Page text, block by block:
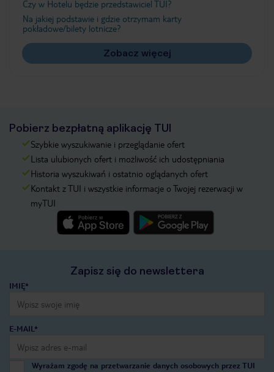
Czy w Hotelu będzie przedstawiciel TUI?
Na jakiej podstawie i gdzie otrzymam karty
pokładowe/bilety lotnicze?
Zobacz więcej
Pobierz bezpłatną aplikację TUI
Szybkie wyszukiwanie i przeglądanie ofert
Lista ulubionych ofert i możliwość ich udostępniania
Historia wyszukiwań i ostatnio oglądanych ofert
Kontakt z TUI i wszystkie informacje o Twojej rezerwacji w
myTUI
Zapisz się do newslettera
IMIĘ*
E-MAIL*
Wyrażam zgodę na przetwarzanie danych osobowych przez TUI